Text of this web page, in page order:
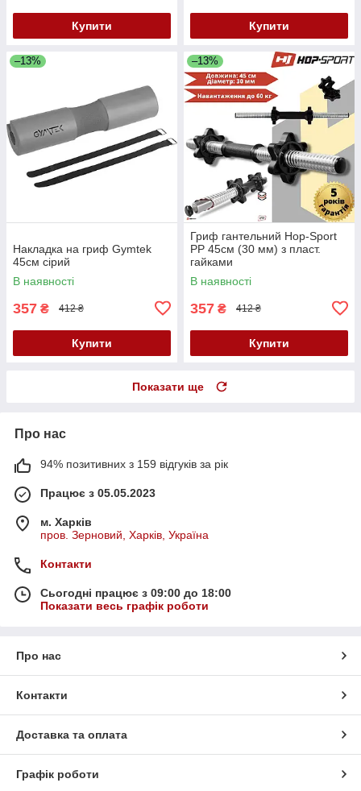
Купити Купити
–13%
Накладка на гриф Gymtek
45см сірий
В наявності
357 ₴ 412 ₴
Купити
–13%
Гриф гантельний Hop-Sport
PP 45см (30 мм) з пласт.
гайками
В наявності
357 ₴ 412 ₴
Купити
Показати ще
Про нас
94% позитивних з 159 відгуків за рік
Працює з 05.05.2023
м. Харків
пров. Зерновий, Харків, Україна
Контакти
Сьогодні працює з 09:00 до 18:00
Показати весь графік роботи
Про нас
Контакти
Доставка та оплата
Графік роботи